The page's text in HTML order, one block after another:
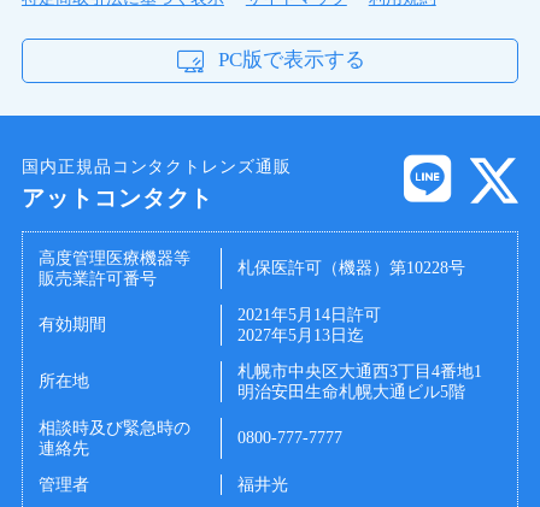
PC版で表示する
国内正規品コンタクトレンズ通販
アットコンタクト
高度管理医療機器等
販売業許可番号
札保医許可（機器）第10228号
有効期間
2021年5月14日許可
2027年5月13日迄
所在地
札幌市中央区大通西3丁目4番地1
明治安田生命札幌大通ビル5階
相談時及び緊急時の
連絡先
0800-777-7777
管理者 福井光